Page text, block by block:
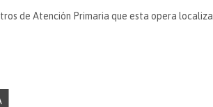
de Atención Primaria que esta opera